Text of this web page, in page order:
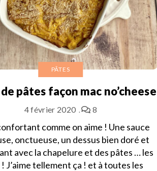
PÂTES
pâtes façon mac no’cheese
4 février 2020 8
comme on aime ! Une sauce
onctueuse, un dessus bien doré et
avec la chapelure et des pâtes … les
J’aime tellement ça ! et à toutes les